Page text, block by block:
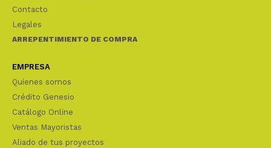
Contacto
Legales
ARREPENTIMIENTO DE COMPRA
EMPRESA
Quienes somos
Crédito Genesio
Catálogo Online
Ventas Mayoristas
Aliado de tus proyectos